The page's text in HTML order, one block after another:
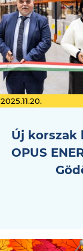
2025.11.20.
Új korszak
OPUS